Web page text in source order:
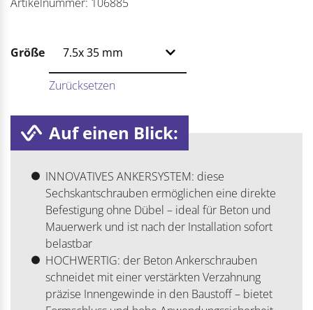
Größe
Zurücksetzen
Auf einen Blick:
INNOVATIVES ANKERSYSTEM: diese
Sechskantschrauben ermöglichen eine direkte
Befestigung ohne Dübel – ideal für Beton und
Mauerwerk und ist nach der Installation sofort
belastbar
HOCHWERTIG: der Beton Ankerschrauben
schneidet mit einer verstärkten Verzahnung
präzise Innengewinde in den Baustoff – bietet